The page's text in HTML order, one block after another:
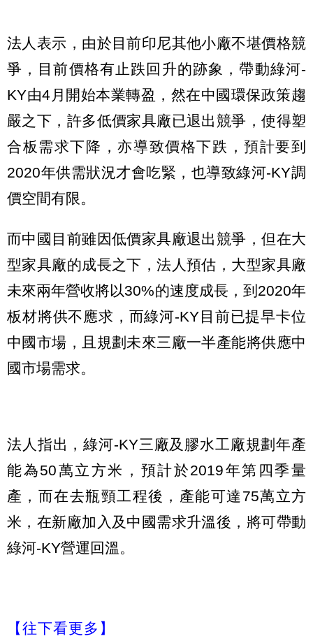
法人表示，由於目前印尼其他小廠不堪價格競
爭，目前價格有止跌回升的跡象，帶動綠河-
KY由4月開始本業轉盈，然在中國環保政策趨
嚴之下，許多低價家具廠已退出競爭，使得塑
合板需求下降，亦導致價格下跌，預計要到
2020年供需狀況才會吃緊，也導致綠河-KY調
價空間有限。
而中國目前雖因低價家具廠退出競爭，但在大
型家具廠的成長之下，法人預估，大型家具廠
未來兩年營收將以30%的速度成長，到2020年
板材將供不應求，而綠河-KY目前已提早卡位
中國市場，且規劃未來三廠一半產能將供應中
國市場需求。
法人指出，綠河-KY三廠及膠水工廠規劃年產
能為50萬立方米，預計於2019年第四季量
產，而在去瓶頸工程後，產能可達75萬立方
米，在新廠加入及中國需求升溫後，將可帶動
綠河-KY營運回溫。
【往下看更多】